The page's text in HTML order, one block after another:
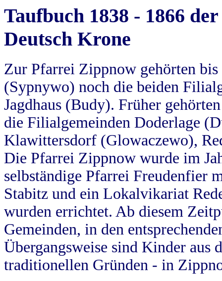
Taufbuch 1838 - 1866
Deutsch Krone
Zur Pfarrei Zippnow gehörten
(Sypnywo) noch die beiden
Jagdhaus (Budy). Früher
die Filialgemeinden Doderlage
Klawittersdorf (Glowaczewo),
Die Pfarrei Zippnow wurde im
selbständige Pfarrei Freudenfier
Stabitz und ein Lokalvikariat
wurden errichtet. Ab diesem
Gemeinden, in den
Übergangsweise sind Kinder aus
traditionellen Gründen - in